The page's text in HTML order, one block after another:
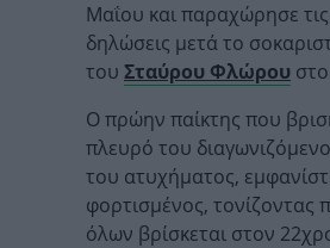
Μαΐου και παραχώρησε
δηλώσεις μετά το
του Σταύρου Φλώρου
Ο πρώην παίκτης που
πλευρό του
του ατυχήματος,
φορτισμένος, τονίζοντας
όλων βρίσκεται στον